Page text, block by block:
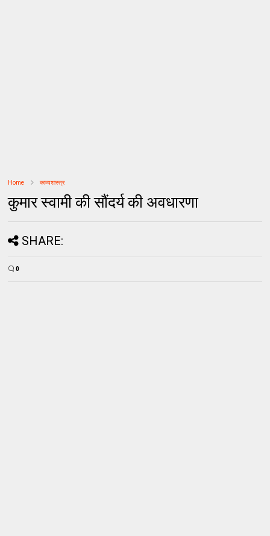
Home काव्यशास्त्र
कुमार स्वामी की सौंदर्य की अवधारणा
SHARE:
0